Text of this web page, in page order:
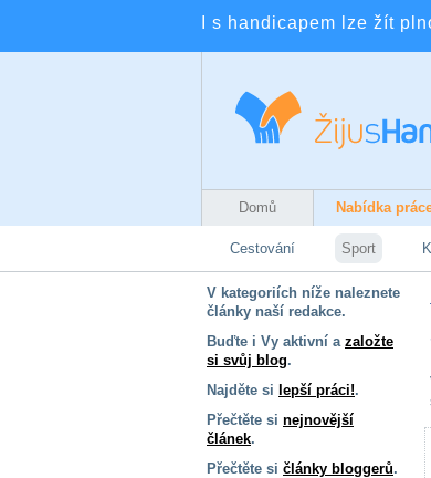
I s handicapem lze žít
Domů Nabídka
Cestování Sport
V kategoriích níže naleznete
články naší redakce.
Buďte i Vy aktivní a založte
si svůj blog.
Najděte si lepší práci!.
Přečtěte si nejnovější
článek.
Přečtěte si články bloggerů.